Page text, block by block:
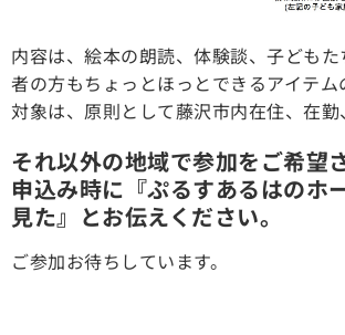
内容は、絵本の朗読、体験談、子ども
者の方もちょっとほっとできるアイテム
対象は、原則として藤沢市内在住、在勤
それ以外の地域で参加をご希望
申込み時に『ぷるすあるはのホ
見た』とお伝えください。
ご参加お待ちしています。